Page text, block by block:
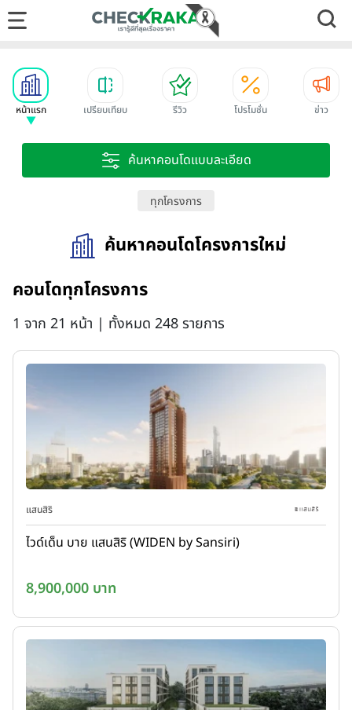
หน้าแรก เปรียบเทียบ รีวิว โปรโมชั่น ข่าว
ค้นหาคอนโดแบบละเอียด
ทุกโครงการ
ค้นหาคอนโดโครงการใหม่
คอนโดทุกโครงการ
1 จาก 21 หน้า | ทั้งหมด 248 รายการ
แสนสิริ
ไวด์เด็น บาย แสนสิริ (WIDEN by Sansiri)
8,900,000 บาท